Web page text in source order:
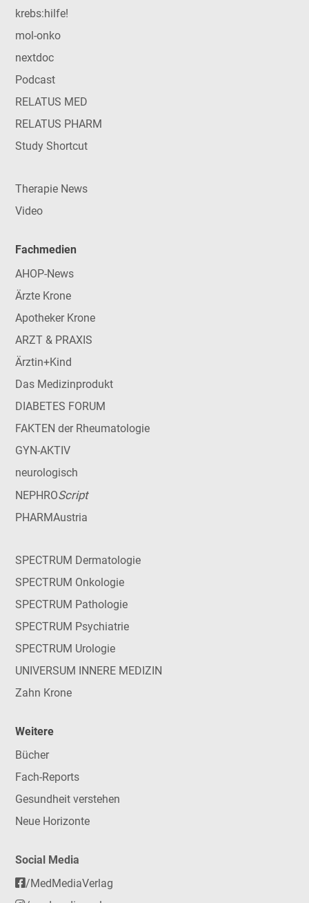
krebs:hilfe!
mol-onko
nextdoc
Podcast
RELATUS MED
RELATUS PHARM
Study Shortcut
Therapie News
Video
Fachmedien
AHOP-News
Ärzte Krone
Apotheker Krone
ARZT & PRAXIS
Ärztin+Kind
Das Medizinprodukt
DIABETES FORUM
FAKTEN der Rheumatologie
GYN-AKTIV
neurologisch
NEPHROScript
PHARMAustria
SPECTRUM Dermatologie
SPECTRUM Onkologie
SPECTRUM Pathologie
SPECTRUM Psychiatrie
SPECTRUM Urologie
UNIVERSUM INNERE MEDIZIN
Zahn Krone
Weitere
Bücher
Fach-Reports
Gesundheit verstehen
Neue Horizonte
Social Media
/MedMediaVerlag